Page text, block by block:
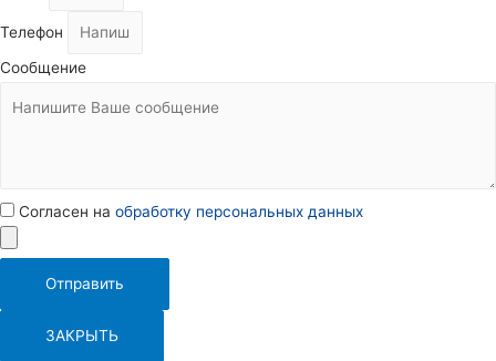
Телефон
Сообщение
Согласен на обработку персональных данных
Отправить
ЗАКРЫТЬ